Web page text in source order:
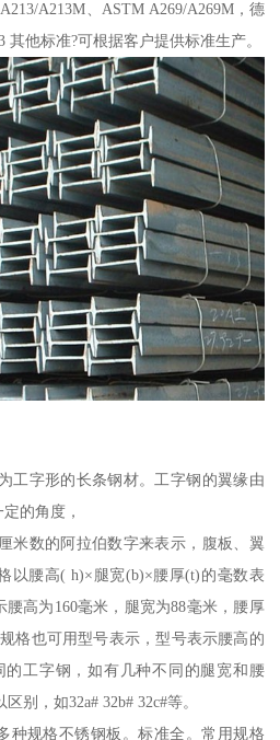
A213M、ASTM A269/A269M，德
其他标准?可根据客户提供标准生产。
字形的长条钢材。工字钢的翼缘由
定的角度，
数的阿拉伯数字来表示，腹板、翼
以腰高( h)×腿宽(b)×腰厚(t)的毫数表
腰高为160毫米，腿宽为88毫米，腰厚
格也可用型号表示，型号表示腰高的
的工字钢，如有几种不同的腿宽和腰
别，如32a# 32b# 32c#等。
种规格不锈钢板。标准全。常用规格